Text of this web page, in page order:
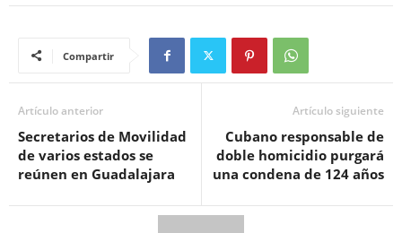
Compartir
Artículo anterior
Secretarios de Movilidad
de varios estados se
reúnen en Guadalajara
Artículo siguiente
Cubano responsable de
doble homicidio purgará
una condena de 124 años